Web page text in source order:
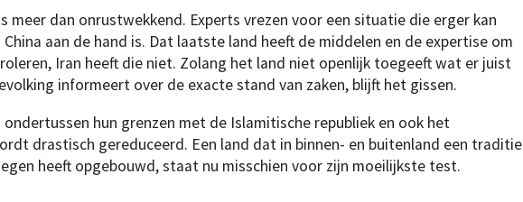
meer dan onrustwekkend. Experts vrezen voor een situatie die erger kan
aan de hand is. Dat laatste land heeft de middelen en de expertise om
Iran heeft die niet. Zolang het land niet openlijk toegeeft wat er juist
informeert over de exacte stand van zaken, blijft het gissen.
hun grenzen met de Islamitische republiek en ook het
drastisch gereduceerd. Een land dat in binnen- en buitenland een traditie
heeft opgebouwd, staat nu misschien voor zijn moeilijkste test.